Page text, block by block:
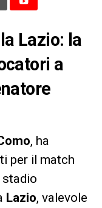
Lazio: la
a
, ha
per il match
stadio
Lazio, valevole